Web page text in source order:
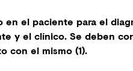
en el paciente para el
y el clínico. Se deben
con el mismo (1).